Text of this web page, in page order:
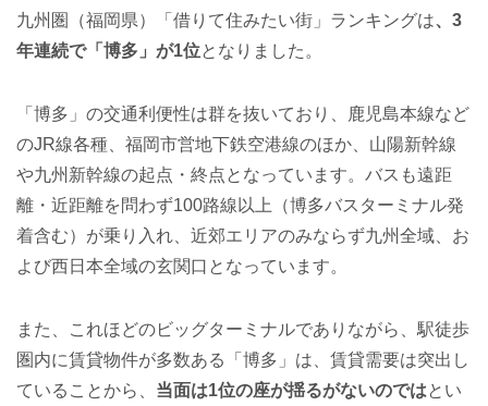
九州圏（福岡県）「借りて住みたい街」ランキングは、3
年連続で「博多」が1位となりました。
「博多」の交通利便性は群を抜いており、鹿児島本線など
のJR線各種、福岡市営地下鉄空港線のほか、山陽新幹線
や九州新幹線の起点・終点となっています。バスも遠距
離・近距離を問わず100路線以上（博多バスターミナル発
着含む）が乗り入れ、近郊エリアのみならず九州全域、お
よび西日本全域の玄関口となっています。
また、これほどのビッグターミナルでありながら、駅徒歩
圏内に賃貸物件が多数ある「博多」は、賃貸需要は突出し
ていることから、 当面は1位の座が揺るがないのではとい